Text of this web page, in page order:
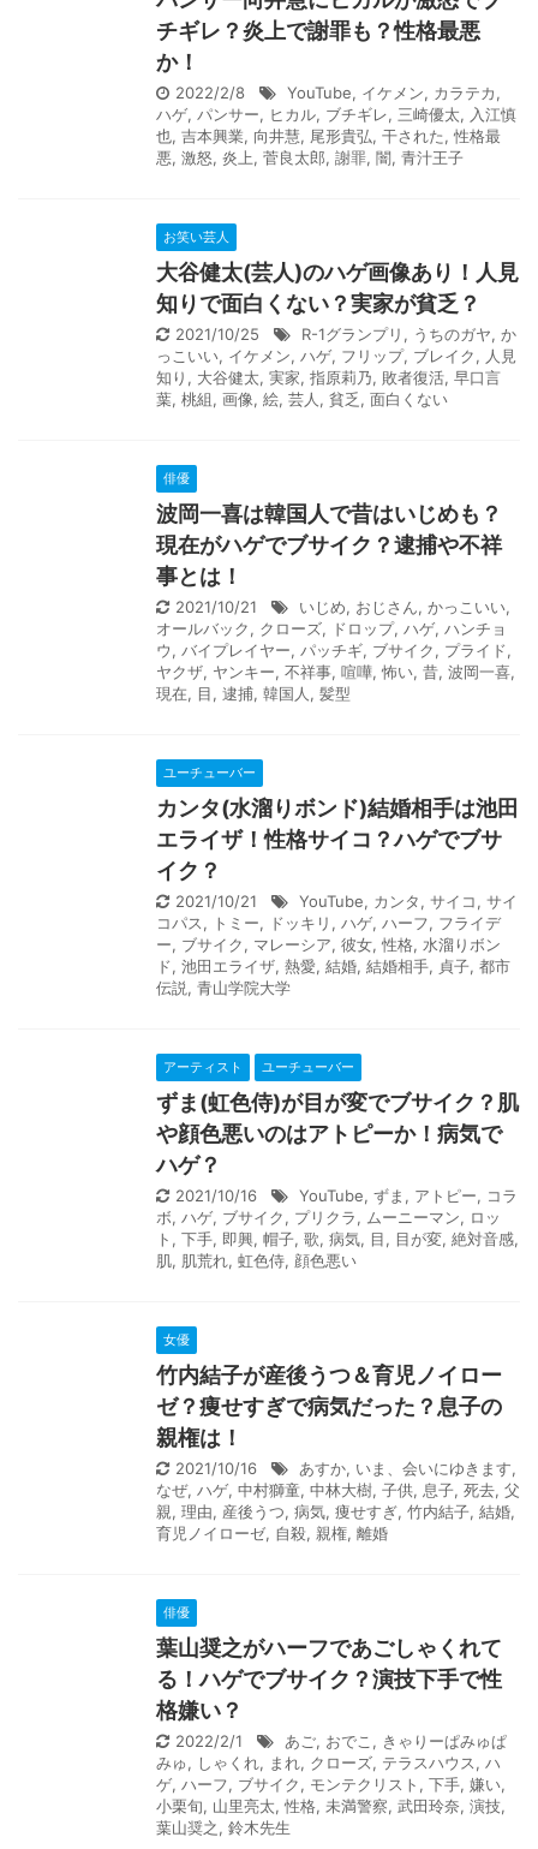
チギレ？炎上で謝罪も？性格最悪
か！
2022/2/8 YouTube, イケメン, カラテカ,
ハゲ, パンサー, ヒカル, ブチギレ, 三崎優太, 入江慎
也, 吉本興業, 向井慧, 尾形貴弘, 干された, 性格最
悪, 激怒, 炎上, 菅良太郎, 謝罪, 闇, 青汁王子
お笑い芸人
大谷健太(芸人)のハゲ画像あり！人見
知りで面白くない？実家が貧乏？
2021/10/25 R-1グランプリ , うちのガヤ, か
っこいい, イケメン, ハゲ, フリップ, ブレイク, 人見
知り , 大谷健太, 実家, 指原莉乃, 敗者復活, 早口言
葉, 桃組, 画像, 絵, 芸人 , 貧乏, 面白くない
俳優
波岡一喜は韓国人で昔はいじめも？
現在がハゲでブサイク？逮捕や不祥
事とは！
2021/10/21 いじめ, おじさん, かっこいい,
オールバック, クローズ, ドロップ, ハゲ, ハンチョ
ウ, バイプレイヤー, パッチギ, ブサイク, プライド,
ヤクザ, ヤンキー, 不祥事, 喧嘩, 怖い, 昔, 波岡一喜,
現在, 目, 逮捕, 韓国人 , 髪型
ユーチューバー
カンタ(水溜りボンド)結婚相手は池田
エライザ！性格サイコ？ハゲでブサ
イク？
2021/10/21 YouTube, カンタ, サイコ, サイ
コパス, トミー, ドッキリ , ハゲ, ハーフ, フライデ
ー, ブサイク, マレーシア, 彼女, 性格, 水溜りボン
ド, 池田エライザ, 熱愛, 結婚, 結婚相手, 貞子, 都市
伝説, 青山学院大学
アーティスト ユーチューバー
ずま(虹色侍)が目が変でブサイク？肌
や顔色悪いのはアトピーか！病気で
ハゲ？
2021/10/16 YouTube, ずま , アトピー, コラ
ボ, ハゲ, ブサイク, プリクラ, ムーニーマン, ロッ
ト , 下手, 即興, 帽子, 歌, 病気, 目, 目が変, 絶対音感,
肌, 肌荒れ, 虹色侍, 顔色悪い
女優
竹内結子が産後うつ＆育児ノイロー
ゼ？痩せすぎで病気だった？息子の
親権は！
2021/10/16 あすか, いま、会いにゆきます,
なぜ, ハゲ, 中村獅童, 中林大樹, 子供, 息子, 死去, 父
親, 理由, 産後うつ, 病気, 痩せすぎ, 竹内結子, 結婚,
育児ノイローゼ, 自殺, 親権, 離婚
俳優
葉山奨之がハーフであごしゃくれて
る！ハゲでブサイク？演技下手で性
格嫌い？
2022/2/1 あご, おでこ , きゃりーぱみゅぱ
みゅ, しゃくれ, まれ, クローズ, テラスハウス, ハ
ゲ, ハーフ, ブサイク, モンテクリスト , 下手, 嫌い,
小栗旬, 山里亮太, 性格, 未満警察, 武田玲奈, 演技,
葉山奨之, 鈴木先生